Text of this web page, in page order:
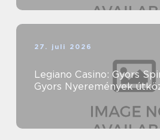
27. juli 2026
Legiano Casino: Gyors
Gyors Nyeremények